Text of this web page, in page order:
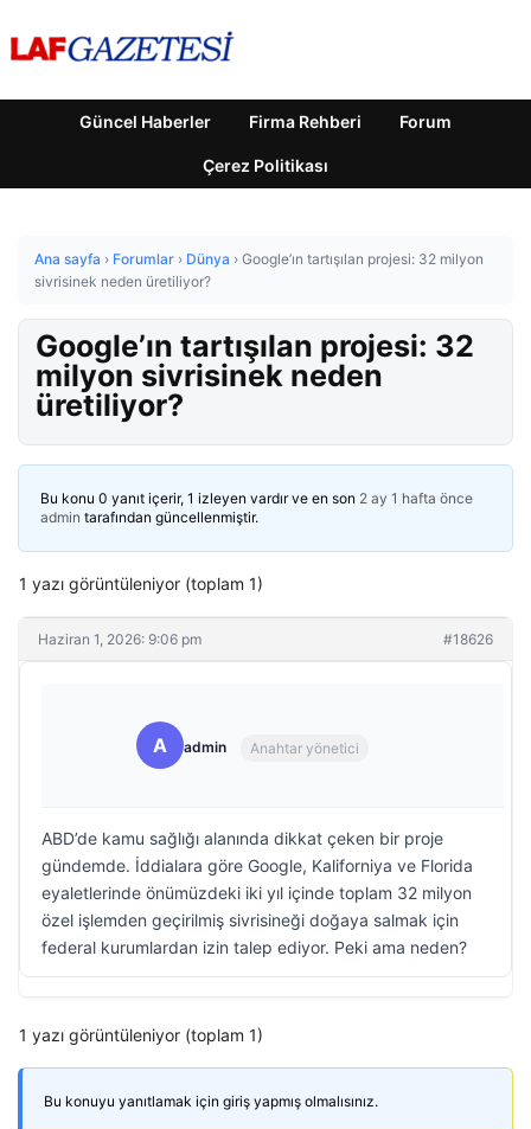
Güncel Haberler Firma Rehberi Forum
Çerez Politikası
Ana sayfa › Forumlar › Dünya › Google’ın tartışılan projesi: 32 milyon
sivrisinek neden üretiliyor?
Google’ın tartışılan projesi: 32
milyon sivrisinek neden
üretiliyor?
Bu konu 0 yanıt içerir, 1 izleyen vardır ve en son 2 ay 1 hafta önce
admin tarafından güncellenmiştir.
1 yazı görüntüleniyor (toplam 1)
Haziran 1, 2026: 9:06 pm #18626
A admin Anahtar yönetici
ABD’de kamu sağlığı alanında dikkat çeken bir proje
gündemde. İddialara göre Google, Kaliforniya ve Florida
eyaletlerinde önümüzdeki iki yıl içinde toplam 32 milyon
özel işlemden geçirilmiş sivrisineği doğaya salmak için
federal kurumlardan izin talep ediyor. Peki ama neden?
1 yazı görüntüleniyor (toplam 1)
Bu konuyu yanıtlamak için giriş yapmış olmalısınız.